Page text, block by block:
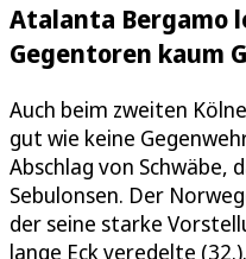
Atalanta Bergamo
Gegentoren kaum
Auch beim zweiten
gut wie keine
Abschlag von Schwäbe,
Sebulonsen. Der
der seine starke
lange Eck veredelte